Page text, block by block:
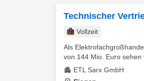
Technischer
Vollzeit
Als
von 144 Mio. Euro sehen
ETL Sarx GmbH